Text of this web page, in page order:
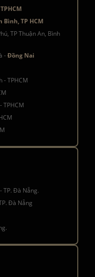
Bình, TP HCM
TP Thuận An, Bình
-Đồng Nai
- TPHCM
TPHCM
TP. Đà Nẵng.
Đà Nẵng